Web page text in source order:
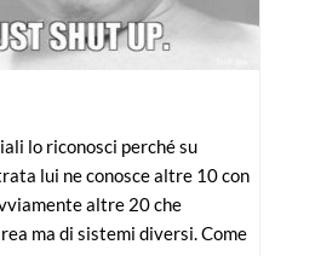
lo riconosci perché su
lui ne conosce altre 10 con
altre 20 che
ma di sistemi diversi. Come